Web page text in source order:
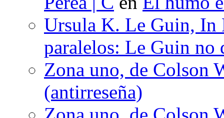
Ursula K. Le Guin, In
paralelos: Le Guin no
Zona uno, de Colson
(antirreseña)